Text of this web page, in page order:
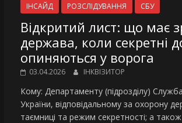
ІНСАЙД РОЗСЛІДУВАННЯ СБУ
Відкритий лист: що має
держава, коли секретні
опиняються у ворога
03.04.2026 ІНКВІЗИТОР
Кому: Департаменту (підрозділу)
України, відповідальному за охорону
таємниці та режим секретності; а також